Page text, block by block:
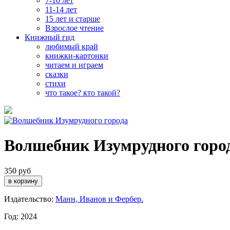
11-14 лет
15 лет и старше
Взрослое чтение
Книжный гид
любимый край
книжки-картонки
читаем и играем
сказки
стихи
что такое? кто такой?
Волшебник Изумрудного
350 руб
Издательство: Манн, Иванов и Фербер.
Год: 2024